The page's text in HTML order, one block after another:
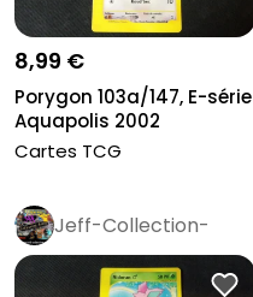
8,99 €
Porygon 103a/147, E-série
Aquapolis 2002
Cartes TCG
Jeff-Collection-
Rétro Pro